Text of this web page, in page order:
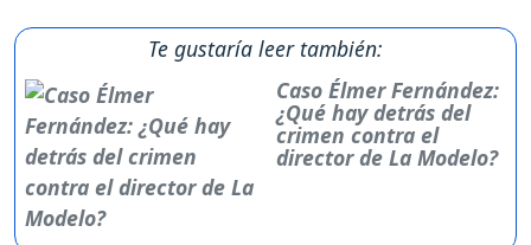
Te gustaría leer también:
Caso Élmer Fernández:
¿Qué hay detrás del
crimen contra el
director de La Modelo?